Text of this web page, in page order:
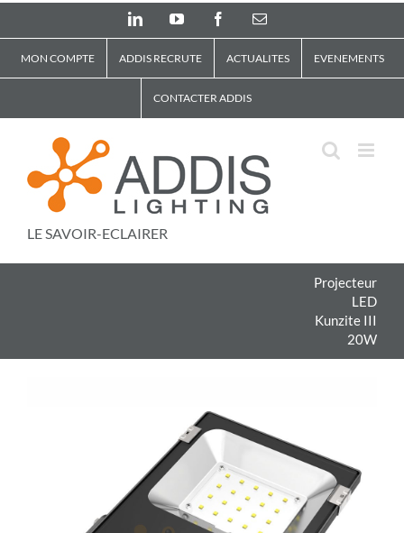
LinkedInYouTube FacebookEmail
MON COMPTE ADDIS RECRUTE ACTUALITES EVENEMENTS
CONTACTER ADDIS
LE SAVOIR-ECLAIRER
Projecteur
LED
Kunzite III
20W